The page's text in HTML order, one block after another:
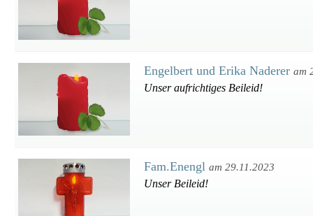
Engelbert und Erika Naderer am
Unser aufrichtiges Beileid!
Fam.Enengl am 29.11.2023
Unser Beileid!